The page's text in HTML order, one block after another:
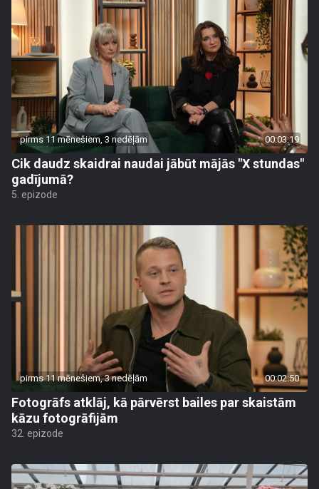
pirms 11 mēnešiem, 3 nedēļām 00:03:19
Cik daudz skaidrai naudai jābūt mājās "X stundas"
gadījumā?
5. epizode
pirms 11 mēnešiem, 3 nedēļām 00:02:50
Fotogrāfs atklāj, kā pārvērst bailes par skaistām
kāzu fotogrāfijām
32. epizode